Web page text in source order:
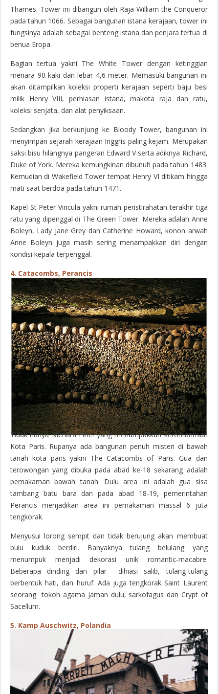
Thames. Tower ini dibangun oleh Raja William the Conqueror
pada tahun 1066. Sebagai bangunan istana kerajaan, tower ini
fungsinya adalah sebagai benteng istana dan penjara tertua di
benua Eropa.
Bagian tertua yakni The White Tower dengan ketinggian
menara 90 kaki dan lebar 4,6 meter. Memasuki bangunan ini
akan ditampilkan koleksi properti kerajaan seperti baju besi
milik Henry VIII, perhiasan istana, makota raja dan ratu,
koleksi senjata, dan alat penyiksaan.
Sedangkan jika berkunjung ke Bloody Tower, bangunan ini
menyimpan sejarah kerajaan Inggris paling kejam. Merupakan
saksi bisu hilangnya pangeran Edward V serta adiknya Richard,
Duke of York. Mereka kemungkinan dibunuh pada tahun 1483.
Kemudian di Wakefield Tower tempat Henry VI ditikam hingga
mati saat berdoa pada tahun 1471.
Kapel St Peter Vincula yakni rumah peristirahatan terakhir tiga
ratu yang dipenggal di The Green Tower. Mereka adalah Anne
Boleyn, Lady Jane Grey dan Catherine Howard, konon arwah
Anne Boleyn juga masih sering menampakkan diri dengan
kondisi kepala terpenggal.
4. Catacombs, Perancis
Tidak hanya Menara Eiffel yang menampakkan keromantisan
Kota Paris. Rupanya ada bangunan penuh misteri di bawah
tanah kota paris yakni The Catacombs of Paris. Gua dan
terowongan yang dibuka pada abad ke-18 sekarang adalah
pemakaman bawah tanah. Dulu area ini adalah gua sisa
tambang batu bara dan pada abad 18-19, pemerintahan
Perancis menjadikan area ini pemakaman massal 6 juta
tengkorak.
Menyusui lorong sempit dan tidak berujung akan membuat
bulu kuduk berdiri. Banyaknya tulang belulang yang
menumpuk menjadi dekorasi unik romantic-macabre.
Beberapa dinding dan pilar dihiasi salib, tulang-tulang
berbentuk hati, dan huruf. Ada juga tengkorak Saint Laurent
seorang tokoh agama jaman dulu, sarkofagus dan Crypt of
Sacellum.
5. Kamp Auschwitz, Polandia